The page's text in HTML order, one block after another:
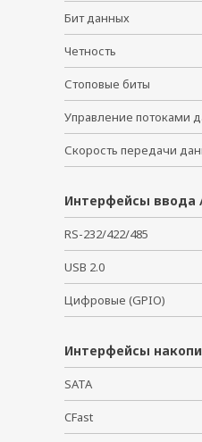
Бит данных
Четность
Стоповые биты
Управление потоками
Скорость передачи
Интерфейсы ввода
RS-232/422/485
USB 2.0
Цифровые (GPIO)
Интерфейсы
SATA
CFast